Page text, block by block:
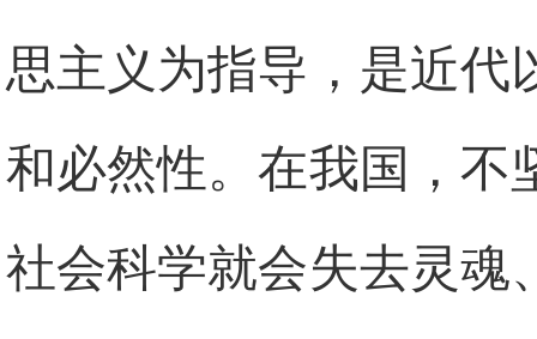
思主义为指导，是近代
和必然性。在我国，不
社会科学就会失去灵魂